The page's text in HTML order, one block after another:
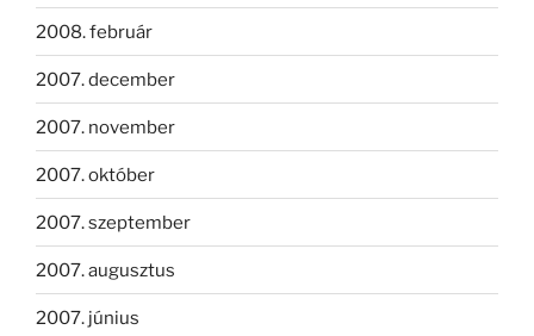
2008. február
2007. december
2007. november
2007. október
2007. szeptember
2007. augusztus
2007. június